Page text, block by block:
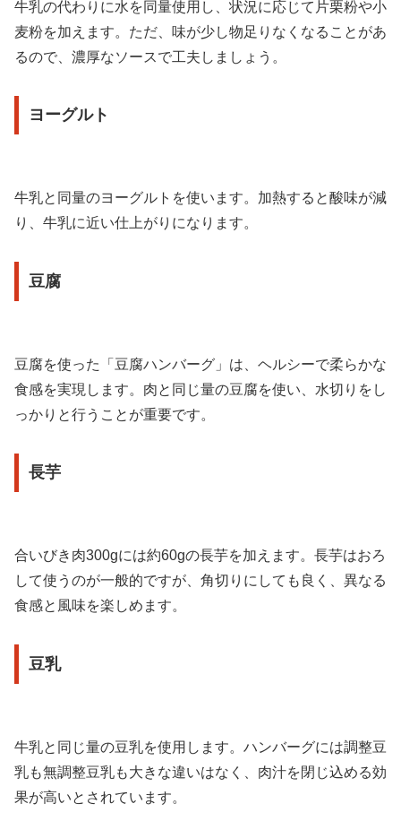
牛乳の代わりに水を同量使用し、状況に応じて片栗粉や小
麦粉を加えます。ただ、味が少し物足りなくなることがあ
るので、濃厚なソースで工夫しましょう。
ヨーグルト
牛乳と同量のヨーグルトを使います。加熱すると酸味が減
り、牛乳に近い仕上がりになります。
豆腐
豆腐を使った「豆腐ハンバーグ」は、ヘルシーで柔らかな
食感を実現します。肉と同じ量の豆腐を使い、水切りをし
っかりと行うことが重要です。
長芋
合いびき肉300gには約60gの長芋を加えます。長芋はおろ
して使うのが一般的ですが、角切りにしても良く、異なる
食感と風味を楽しめます。
豆乳
牛乳と同じ量の豆乳を使用します。ハンバーグには調整豆
乳も無調整豆乳も大きな違いはなく、肉汁を閉じ込める効
果が高いとされています。